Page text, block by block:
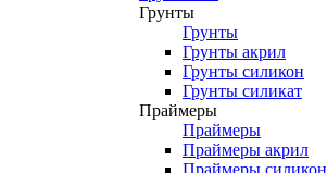
Грунты
Грунты
Грунты акрил
Грунты силикон
Грунты силикат
Праймеры
Праймеры
Праймеры акрил
Праймеры силикон